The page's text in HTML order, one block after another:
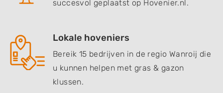
succesvol geplaatst op Hovenier.nl.
Lokale hoveniers
Bereik 15 bedrijven in de regio Wanroij die
u kunnen helpen met gras & gazon
klussen.